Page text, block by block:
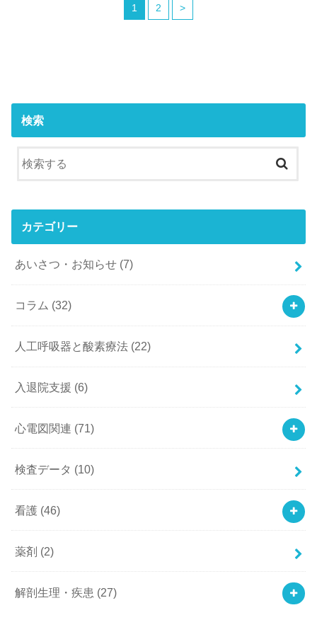
1 2 >
検索
カテゴリー
あいさつ・お知らせ (7)
コラム (32)
人工呼吸器と酸素療法 (22)
入退院支援 (6)
心電図関連 (71)
検査データ (10)
看護 (46)
薬剤 (2)
解剖生理・疾患 (27)